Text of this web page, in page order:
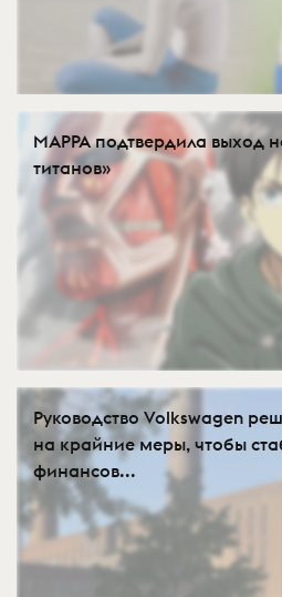
MAPPA подтвердила выход
титанов»
Руководство Volkswagen
на крайние меры, чтобы
финансов...